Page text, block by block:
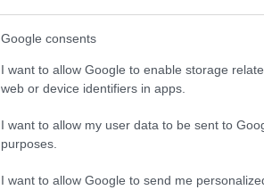
Google consents
I want to allow Google to enable storage
web or device identifiers in apps.
I want to allow my user data to be sent to
purposes.
I want to allow Google to send me